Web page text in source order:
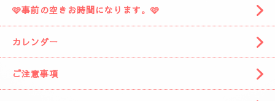
トップページ
🍀料金システム🍀
🌈( 出張システム)🌈